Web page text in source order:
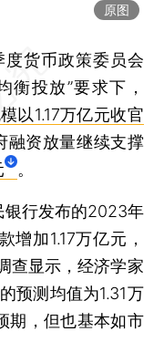
原图
货币政策委员会
衡投放”要求下，
以1.17万亿元收官
融资放量继续支撑
。
行发布的2023年
增加1.17万亿元，
查显示，经济学家
预测均值为1.31万
期，但也基本如市